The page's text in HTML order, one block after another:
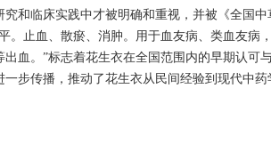
和临床实践中才被明确和重视，并被《全国中
。止血、散瘀、消肿。用于血友病、类血友病
血。”标志着花生衣在全国范围内的早期认可与
步传播，推动了花生衣从民间经验到现代中药